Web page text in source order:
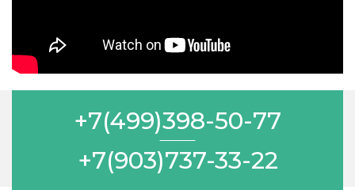
+7(499)398-50-77
+7(903)737-33-22